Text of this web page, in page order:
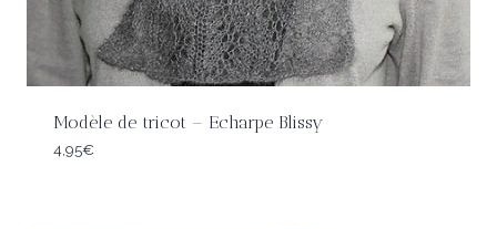
Modèle de tricot – Echarpe Blissy
4,95€